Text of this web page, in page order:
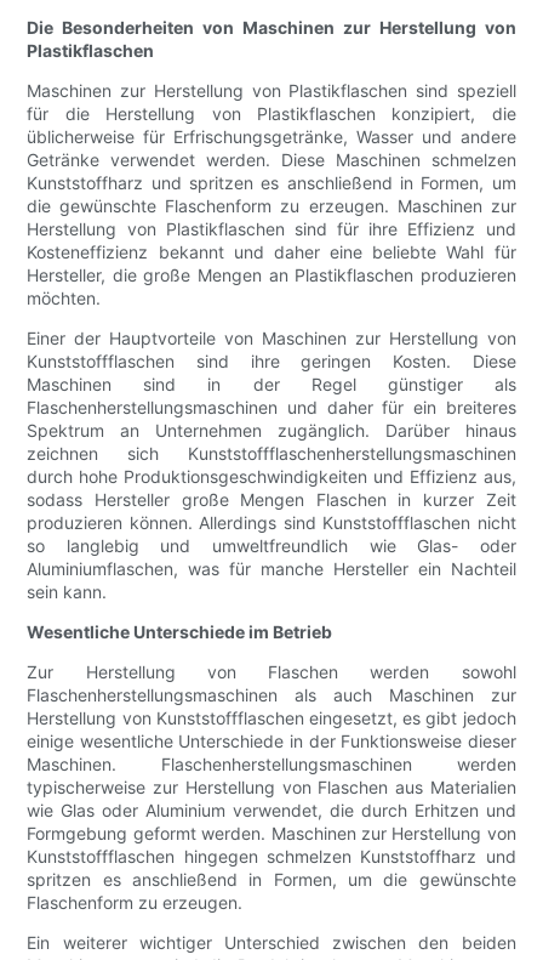
Die Besonderheiten von Maschinen zur Herstellung von
Plastikflaschen
Maschinen zur Herstellung von Plastikflaschen sind speziell
für die Herstellung von Plastikflaschen konzipiert, die
üblicherweise für Erfrischungsgetränke, Wasser und andere
Getränke verwendet werden. Diese Maschinen schmelzen
Kunststoffharz und spritzen es anschließend in Formen, um
die gewünschte Flaschenform zu erzeugen. Maschinen zur
Herstellung von Plastikflaschen sind für ihre Effizienz und
Kosteneffizienz bekannt und daher eine beliebte Wahl für
Hersteller, die große Mengen an Plastikflaschen produzieren
möchten.
Einer der Hauptvorteile von Maschinen zur Herstellung von
Kunststoffflaschen sind ihre geringen Kosten. Diese
Maschinen sind in der Regel günstiger als
Flaschenherstellungsmaschinen und daher für ein breiteres
Spektrum an Unternehmen zugänglich. Darüber hinaus
zeichnen sich Kunststoffflaschenherstellungsmaschinen
durch hohe Produktionsgeschwindigkeiten und Effizienz aus,
sodass Hersteller große Mengen Flaschen in kurzer Zeit
produzieren können. Allerdings sind Kunststoffflaschen nicht
so langlebig und umweltfreundlich wie Glas- oder
Aluminiumflaschen, was für manche Hersteller ein Nachteil
sein kann.
Wesentliche Unterschiede im Betrieb
Zur Herstellung von Flaschen werden sowohl
Flaschenherstellungsmaschinen als auch Maschinen zur
Herstellung von Kunststoffflaschen eingesetzt, es gibt jedoch
einige wesentliche Unterschiede in der Funktionsweise dieser
Maschinen. Flaschenherstellungsmaschinen werden
typischerweise zur Herstellung von Flaschen aus Materialien
wie Glas oder Aluminium verwendet, die durch Erhitzen und
Formgebung geformt werden. Maschinen zur Herstellung von
Kunststoffflaschen hingegen schmelzen Kunststoffharz und
spritzen es anschließend in Formen, um die gewünschte
Flaschenform zu erzeugen.
Ein weiterer wichtiger Unterschied zwischen den beiden